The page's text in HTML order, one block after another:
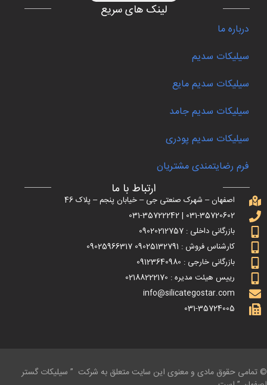
لینک های سریع
درباره ما
سیلیکات سدیم
سیلیکات سدیم مایع
سیلیکات سدیم جامد
سیلیکات سدیم پودری
فرم رضایتمندی مشتریان
ارتباط با ما
اصفهان – شهرک صنعتی جی – خیابان پنجم – پلاک 46
031-35720602 | 031-35722242
بازرگانی داخلی : 09020212757
کارشناس فروش : 09025132791 09025966317
بازرگانی خارجی : 09123640980
رییس هیئت مدیره : 02188222170
info@silicategostar.com
031-35724005
© تمامی حقوق مادی و معنوی این سایت متعلق به شرکت ” سیلیکات گستر